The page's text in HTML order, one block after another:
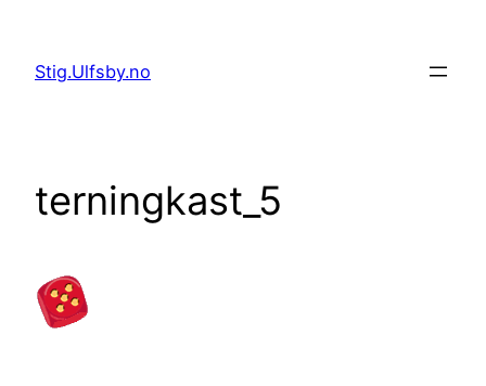
innhold
Stig.Ulfsby.no
terningkast_5